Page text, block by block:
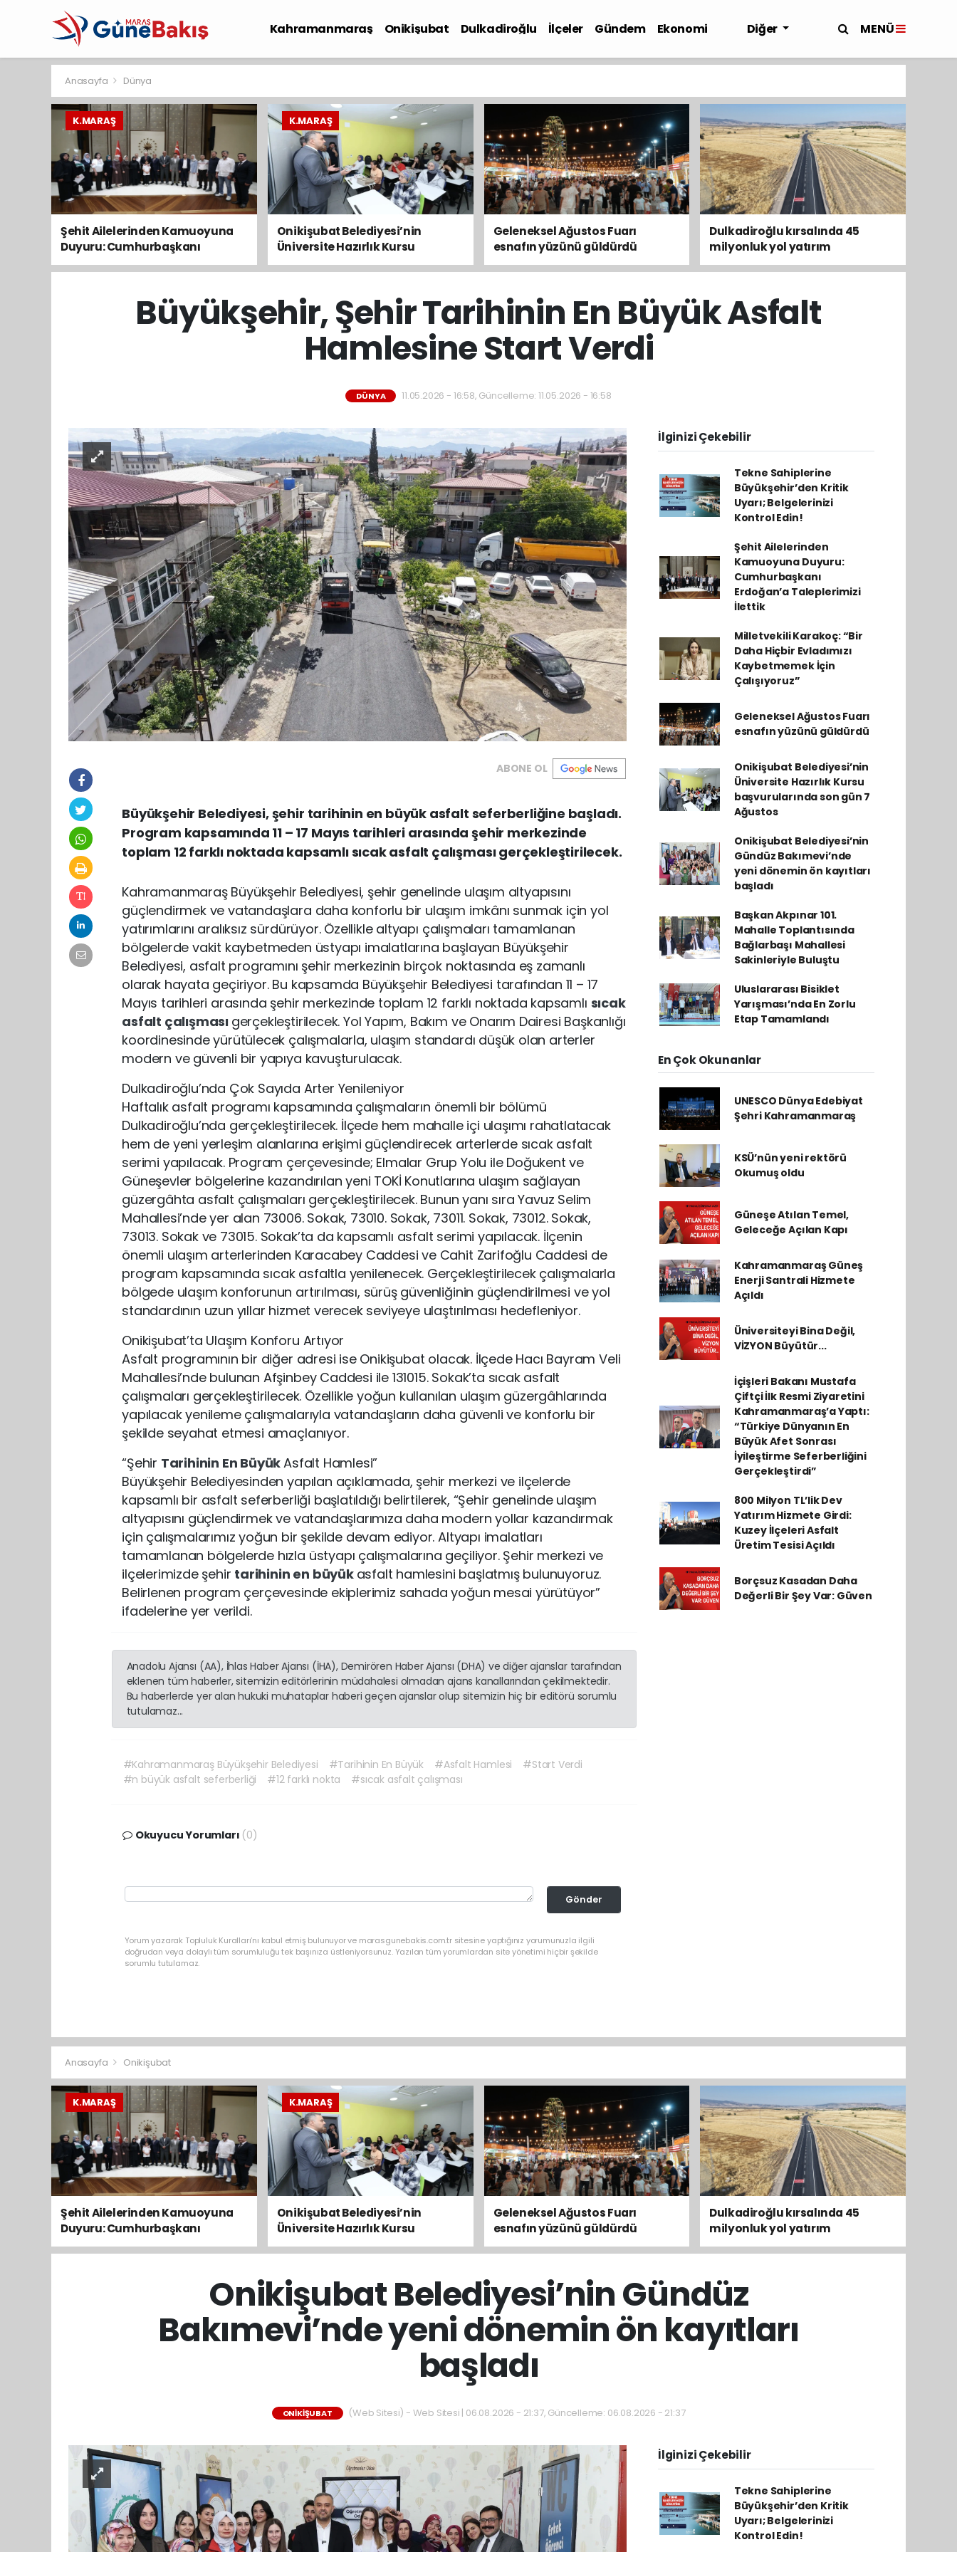
Kahramanmaraş Onikişubat Dulkadiroğlu İlçeler Gündem
Ekonomi
Diğer MENÜ
Anasayfa Dünya
K.MARAŞ
Şehit Ailelerinden Kamuoyuna
Duyuru: Cumhurbaşkanı
Erdoğan’a Taleplerimizi İlettik
K.MARAŞ
Onikişubat Belediyesi’nin
Üniversite Hazırlık Kursu
başvurularında son gün 7
Geleneksel Ağustos Fuarı
esnafın yüzünü güldürdü
Dulkadiroğlu kırsalında 45
milyonluk yol yatırım
tamamladı
Büyükşehir, Şehir Tarihinin En Büyük Asfalt
Hamlesine Start Verdi
DÜNYA 11.05.2026 - 16:58, Güncelleme: 11.05.2026 - 16:58
ABONE OL
Büyükşehir Belediyesi, şehir tarihinin en büyük asfalt seferberliğine başladı.
Program kapsamında 11 – 17 Mayıs tarihleri arasında şehir merkezinde
toplam 12 farklı noktada kapsamlı sıcak asfalt çalışması gerçekleştirilecek.
Kahramanmaraş Büyükşehir Belediyesi, şehir genelinde ulaşım altyapısını
güçlendirmek ve vatandaşlara daha konforlu bir ulaşım imkânı sunmak için yol
yatırımlarını aralıksız sürdürüyor. Özellikle altyapı çalışmaları tamamlanan
bölgelerde vakit kaybetmeden üstyapı imalatlarına başlayan Büyükşehir
Belediyesi, asfalt programını şehir merkezinin birçok noktasında eş zamanlı
olarak hayata geçiriyor. Bu kapsamda Büyükşehir Belediyesi tarafından 11 – 17
Mayıs tarihleri arasında şehir merkezinde toplam 12 farklı noktada kapsamlı sıcak
asfalt çalışması gerçekleştirilecek. Yol Yapım, Bakım ve Onarım Dairesi Başkanlığı
koordinesinde yürütülecek çalışmalarla, ulaşım standardı düşük olan arterler
modern ve güvenli bir yapıya kavuşturulacak.
Dulkadiroğlu’nda Çok Sayıda Arter Yenileniyor
Haftalık asfalt programı kapsamında çalışmaların önemli bir bölümü
Dulkadiroğlu’nda gerçekleştirilecek. İlçede hem mahalle içi ulaşımı rahatlatacak
hem de yeni yerleşim alanlarına erişimi güçlendirecek arterlerde sıcak asfalt
serimi yapılacak. Program çerçevesinde; Elmalar Grup Yolu ile Doğukent ve
Güneşevler bölgelerine kazandırılan yeni TOKİ Konutlarına ulaşım sağlayan
güzergâhta asfalt çalışmaları gerçekleştirilecek. Bunun yanı sıra Yavuz Selim
Mahallesi’nde yer alan 73006. Sokak, 73010. Sokak, 73011. Sokak, 73012. Sokak,
73013. Sokak ve 73015. Sokak’ta da kapsamlı asfalt serimi yapılacak. İlçenin
önemli ulaşım arterlerinden Karacabey Caddesi ve Cahit Zarifoğlu Caddesi de
program kapsamında sıcak asfaltla yenilenecek. Gerçekleştirilecek çalışmalarla
bölgede ulaşım konforunun artırılması, sürüş güvenliğinin güçlendirilmesi ve yol
standardının uzun yıllar hizmet verecek seviyeye ulaştırılması hedefleniyor.
Onikişubat’ta Ulaşım Konforu Artıyor
Asfalt programının bir diğer adresi ise Onikişubat olacak. İlçede Hacı Bayram Veli
Mahallesi’nde bulunan Afşinbey Caddesi ile 131015. Sokak’ta sıcak asfalt
çalışmaları gerçekleştirilecek. Özellikle yoğun kullanılan ulaşım güzergâhlarında
yapılacak yenileme çalışmalarıyla vatandaşların daha güvenli ve konforlu bir
şekilde seyahat etmesi amaçlanıyor.
“Şehir Tarihinin En BüyükAsfalt Hamlesi”
Büyükşehir Belediyesinden yapılan açıklamada, şehir merkezi ve ilçelerde
kapsamlı bir asfalt seferberliği başlatıldığı belirtilerek, “Şehir genelinde ulaşım
altyapısını güçlendirmek ve vatandaşlarımıza daha modern yollar kazandırmak
için çalışmalarımız yoğun bir şekilde devam ediyor. Altyapı imalatları
tamamlanan bölgelerde hızla üstyapı çalışmalarına geçiliyor. Şehir merkezi ve
ilçelerimizde şehir tarihinin en büyük asfalt hamlesini başlatmış bulunuyoruz.
Belirlenen program çerçevesinde ekiplerimiz sahada yoğun mesai yürütüyor”
ifadelerine yer verildi.
Anadolu Ajansı (AA), İhlas Haber Ajansı (İHA), Demirören Haber Ajansı (DHA) ve diğer ajanslar tarafından
eklenen tüm haberler, sitemizin editörlerinin müdahalesi olmadan ajans kanallarından çekilmektedir.
Bu haberlerde yer alan hukuki muhataplar haberi geçen ajanslar olup sitemizin hiç bir editörü sorumlu
tutulamaz...
#Kahramanmaraş Büyükşehir Belediyesi #Tarihinin En Büyük #Asfalt Hamlesi
#Start Verdi
#n büyük asfalt seferberliği
#12 farklı nokta #sıcak asfalt çalışması
Okuyucu Yorumları (0)
Gönder
Yorum yazarak Topluluk Kuralları’nı kabul etmiş bulunuyor ve marasgunebakis.com.tr sitesine yaptığınız yorumunuzla ilgili
doğrudan veya dolaylı tüm sorumluluğu tek başınıza üstleniyorsunuz. Yazılan tüm yorumlardan site yönetimi hiçbir şekilde
sorumlu tutulamaz.
İlginizi Çekebilir
Tekne Sahiplerine
Büyükşehir’den Kritik
Uyarı; Belgelerinizi
Kontrol Edin!
Şehit Ailelerinden
Kamuoyuna Duyuru:
Cumhurbaşkanı
Erdoğan’a Taleplerimizi
İlettik
Milletvekili Karakoç: “Bir
Daha Hiçbir Evladımızı
Kaybetmemek İçin
Çalışıyoruz”
Geleneksel Ağustos Fuarı
esnafın yüzünü güldürdü
Onikişubat Belediyesi’nin
Üniversite Hazırlık Kursu
başvurularında son gün 7
Ağustos
Onikişubat Belediyesi’nin
Gündüz Bakımevi’nde
yeni dönemin ön kayıtları
başladı
Başkan Akpınar 101.
Mahalle Toplantısında
Bağlarbaşı Mahallesi
Sakinleriyle Buluştu
Uluslararası Bisiklet
Yarışması’nda En Zorlu
Etap Tamamlandı
En Çok Okunanlar
UNESCO Dünya Edebiyat
Şehri Kahramanmaraş
KSÜ’nün yeni rektörü
Okumuş oldu
Güneşe Atılan Temel,
Geleceğe Açılan Kapı
Kahramanmaraş Güneş
Enerji Santrali Hizmete
Açıldı
Üniversiteyi Bina Değil,
VİZYON Büyütür...
İçişleri Bakanı Mustafa
Çiftçi İlk Resmi Ziyaretini
Kahramanmaraş’a Yaptı:
“Türkiye Dünyanın En
Büyük Afet Sonrası
İyileştirme Seferberliğini
Gerçekleştirdi”
800 Milyon TL’lik Dev
Yatırım Hizmete Girdi:
Kuzey İlçeleri Asfalt
Üretim Tesisi Açıldı
Borçsuz Kasadan Daha
Değerli Bir Şey Var: Güven
Anasayfa Onikişubat
K.MARAŞ
Şehit Ailelerinden Kamuoyuna
Duyuru: Cumhurbaşkanı
Erdoğan’a Taleplerimizi İlettik
K.MARAŞ
Onikişubat Belediyesi’nin
Üniversite Hazırlık Kursu
başvurularında son gün 7
Geleneksel Ağustos Fuarı
esnafın yüzünü güldürdü
Dulkadiroğlu kırsalında 45
milyonluk yol yatırım
tamamladı
Onikişubat Belediyesi’nin Gündüz
Bakımevi’nde yeni dönemin ön kayıtları
başladı
ONIKIŞUBAT (Web Sitesi) - Web Sitesi | 06.08.2026 - 21:37, Güncelleme: 06.08.2026 - 21:37
İlginizi Çekebilir
Tekne Sahiplerine
Büyükşehir’den Kritik
Uyarı; Belgelerinizi
Kontrol Edin!